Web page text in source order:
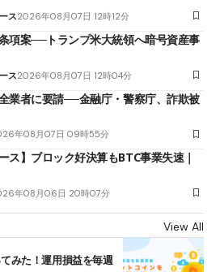
ス2026年08月07日 12時12分
項案──トランプ米大統領へ暗号資産事
ス2026年08月07日 12時04分
業者に要請──金融庁・警察庁、詐欺被
年08月07日 09時55分
ス】ブロック好決算もBTC事業失速｜
年08月06日 20時07分
View All
みた！運用損益を毎週